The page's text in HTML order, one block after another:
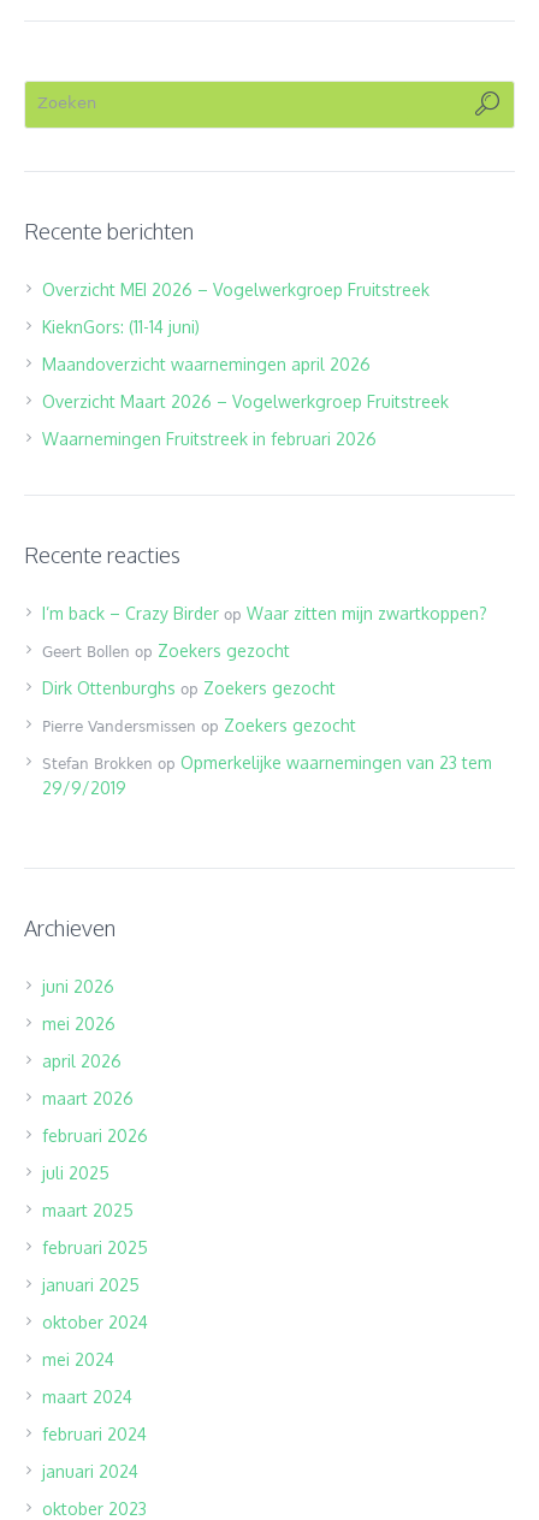
Recente berichten
Overzicht MEI 2026 – Vogelwerkgroep Fruitstreek
KieknGors: (11-14 juni)
Maandoverzicht waarnemingen april 2026
Overzicht Maart 2026 – Vogelwerkgroep Fruitstreek
Waarnemingen Fruitstreek in februari 2026
Recente reacties
I’m back – Crazy Birder op Waar zitten mijn zwartkoppen?
Geert Bollen op Zoekers gezocht
Dirk Ottenburghs op Zoekers gezocht
Pierre Vandersmissen op Zoekers gezocht
Stefan Brokken op Opmerkelijke waarnemingen van 23 tem
29/9/2019
Archieven
juni 2026
mei 2026
april 2026
maart 2026
februari 2026
juli 2025
maart 2025
februari 2025
januari 2025
oktober 2024
mei 2024
maart 2024
februari 2024
januari 2024
oktober 2023